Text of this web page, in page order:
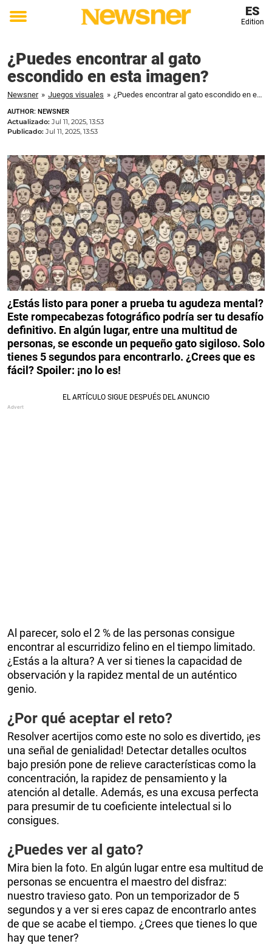
Toggle
ES
Edition
¿Puedes encontrar al gato
escondido en esta imagen?
Newsner » Juegos visuales » ¿Puedes encontrar al gato escondido en esta imagen?
AUTHOR: NEWSNER
Actualizado: Jul 11, 2025, 13:53
Publicado: Jul 11, 2025, 13:53
¿Estás listo para poner a prueba tu agudeza mental?
Este rompecabezas fotográfico podría ser tu desafío
definitivo. En algún lugar, entre una multitud de
personas, se esconde un pequeño gato sigiloso. Solo
tienes 5 segundos para encontrarlo. ¿Crees que es
fácil? Spoiler: ¡no lo es!
Al parecer, solo el 2 % de las personas consigue
encontrar al escurridizo felino en el tiempo limitado.
¿Estás a la altura? A ver si tienes la capacidad de
observación y la rapidez mental de un auténtico
genio.
¿Por qué aceptar el reto?
Resolver acertijos como este no solo es divertido, ¡es
una señal de genialidad! Detectar detalles ocultos
bajo presión pone de relieve características como la
concentración, la rapidez de pensamiento y la
atención al detalle. Además, es una excusa perfecta
para presumir de tu coeficiente intelectual si lo
consigues.
¿Puedes ver al gato?
Mira bien la foto. En algún lugar entre esa multitud de
personas se encuentra el maestro del disfraz:
nuestro travieso gato. Pon un temporizador de 5
segundos y a ver si eres capaz de encontrarlo antes
de que se acabe el tiempo. ¿Crees que tienes lo que
hay que tener?